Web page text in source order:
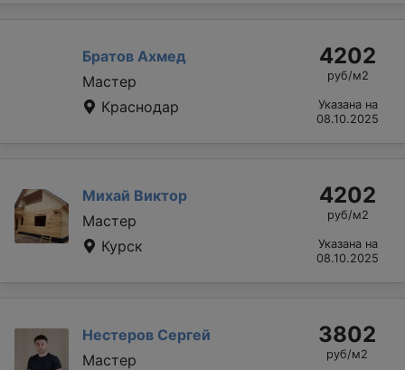
Братов Ахмед
Мастер
Краснодар
4202
руб/м2
Указана на
08.10.2025
Михай Виктор
Мастер
Курск
4202
руб/м2
Указана на
08.10.2025
Нестеров Сергей
Мастер
3802
руб/м2